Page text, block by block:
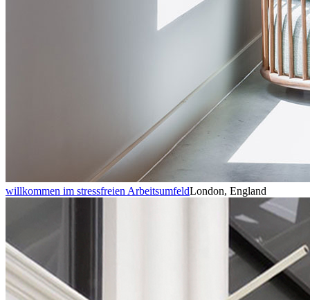
willkommen im stressfreien ArbeitsumfeldLondon, England